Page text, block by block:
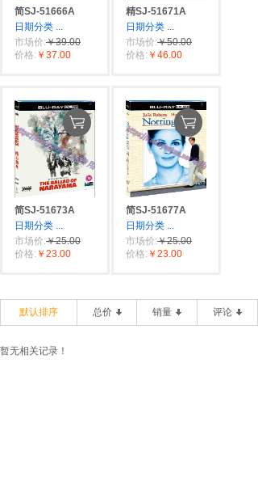
简SJ-51666A
日期分类 ...
市场价:￥39.00
价格: ￥37.00
精SJ-51671A
日期分类 ...
市场价:￥50.00
价格: ￥46.00
简SJ-51673A
日期分类 ...
市场价:￥25.00
价格: ￥23.00
简SJ-51677A
日期分类 ...
市场价:￥25.00
价格: ￥23.00
默认排序 总价 销量 评论
暂无相关记录！